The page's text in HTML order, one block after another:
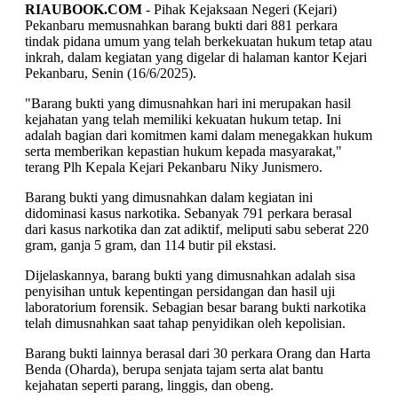
RIAUBOOK.COM - Pihak Kejaksaan Negeri (Kejari)
Pekanbaru memusnahkan barang bukti dari 881 perkara
tindak pidana umum yang telah berkekuatan hukum tetap atau
inkrah, dalam kegiatan yang digelar di halaman kantor Kejari
Pekanbaru, Senin (16/6/2025).
"Barang bukti yang dimusnahkan hari ini merupakan hasil
kejahatan yang telah memiliki kekuatan hukum tetap. Ini
adalah bagian dari komitmen kami dalam menegakkan hukum
serta memberikan kepastian hukum kepada masyarakat,"
terang Plh Kepala Kejari Pekanbaru Niky Junismero.
Barang bukti yang dimusnahkan dalam kegiatan ini
didominasi kasus narkotika. Sebanyak 791 perkara berasal
dari kasus narkotika dan zat adiktif, meliputi sabu seberat 220
gram, ganja 5 gram, dan 114 butir pil ekstasi.
Dijelaskannya, barang bukti yang dimusnahkan adalah sisa
penyisihan untuk kepentingan persidangan dan hasil uji
laboratorium forensik. Sebagian besar barang bukti narkotika
telah dimusnahkan saat tahap penyidikan oleh kepolisian.
Barang bukti lainnya berasal dari 30 perkara Orang dan Harta
Benda (Oharda), berupa senjata tajam serta alat bantu
kejahatan seperti parang, linggis, dan obeng.